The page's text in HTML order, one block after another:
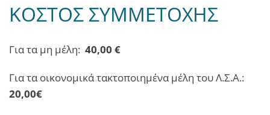
ΚΟΣΤΟΣ ΣΥΜΜΕΤΟΧΗΣ
Για τα μη μέλη: 40,00 €
Για τα οικονομικά τακτοποιημένα μέλη του Λ.Σ.Α.:
20,00€